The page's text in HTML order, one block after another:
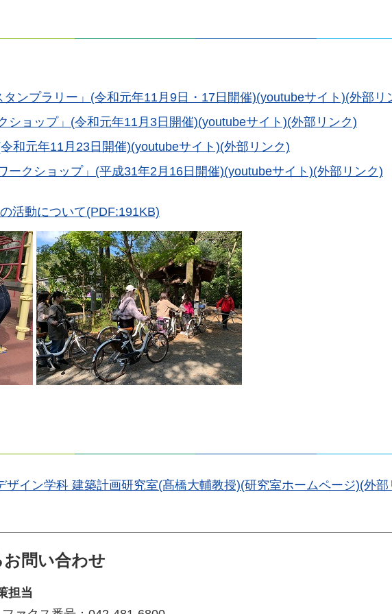
ンプラリー」(令和元年11月9日・17日開催)(youtubeサイト)(外部リ
ショップ」(令和元年11月3日開催)(youtubeサイト)(外部リンク)
和元年11月23日開催)(youtubeサイト)(外部リンク)
ークショップ」(平成31年2月16日開催)(youtubeサイト)(外部リンク)
活動について(PDF:191KB)
ザイン学科 建築計画研究室(髙橋大輔教授)(研究室ホームページ)(外部
問い合わせ
担当